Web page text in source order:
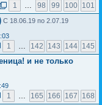
1 … 98 99 100 101
С 18.06.19 по 2.07.19
1 … 142 143 144 145
и не только
1 … 165 166 167 168